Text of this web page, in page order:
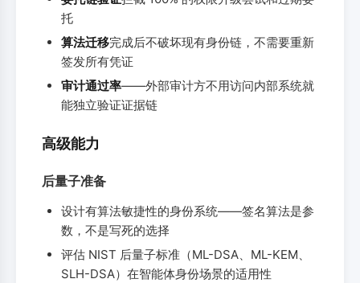
托
算法迁移完成后不破坏现有身份链，不需要重新
签发所有凭证
审计通过率——外部审计方不用访问内部系统就
能独立验证证据链
高级能力
后量子准备
设计有算法敏捷性的身份系统——签名算法是参
数，不是写死的选择
评估 NIST 后量子标准（ML-DSA、ML-KEM、
SLH-DSA）在智能体身份场景的适用性